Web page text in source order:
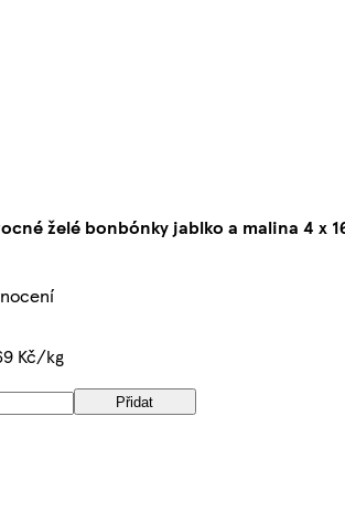
želé bonbónky jablko a malina 4 x
Kč/kg
Přidat